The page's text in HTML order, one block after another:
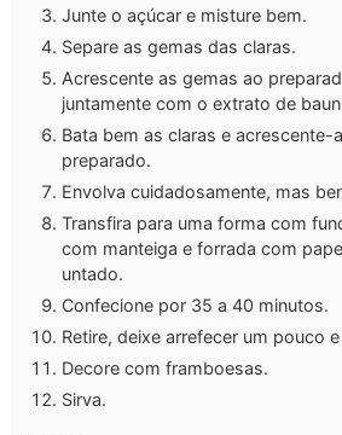
Junte o açúcar e misture bem.
Separe as gemas das claras.
Acrescente as gemas ao
juntamente com o extrato de
Bata bem as claras e acrescente-
preparado.
Envolva cuidadosamente, mas
Transfira para uma forma com
com manteiga e forrada com
untado.
Confecione por 35 a 40 minutos.
Retire, deixe arrefecer um pouco
Decore com framboesas.
Sirva.